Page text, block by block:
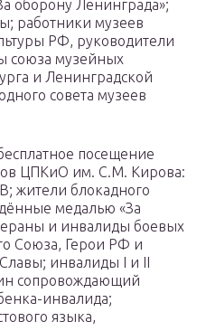
оборону Ленинграда»;
работники музеев
РФ, руководители
союза музейных
и Ленинградской
совета музеев
посещение
ЦПКиО им. С.М. Кирова:
жители блокадного
медалью «За
и инвалиды боевых
Союза, Герои РФ и
инвалиды I и II
сопровождающий
инвалида;
языка,